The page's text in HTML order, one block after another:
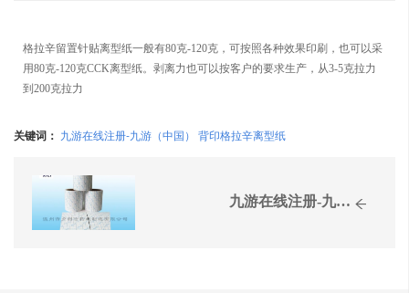
格拉辛留置针贴离型纸一般有80克-120克，可按照各种效果印刷，也可以采
用80克-120克CCK离型纸。剥离力也可以按客户的要求生产，从3-5克拉力
到200克拉力
关键词： 九游在线注册-九游（中国） 背印格拉辛离型纸
九游在线注册-九游（中国） 背印格拉辛离型纸